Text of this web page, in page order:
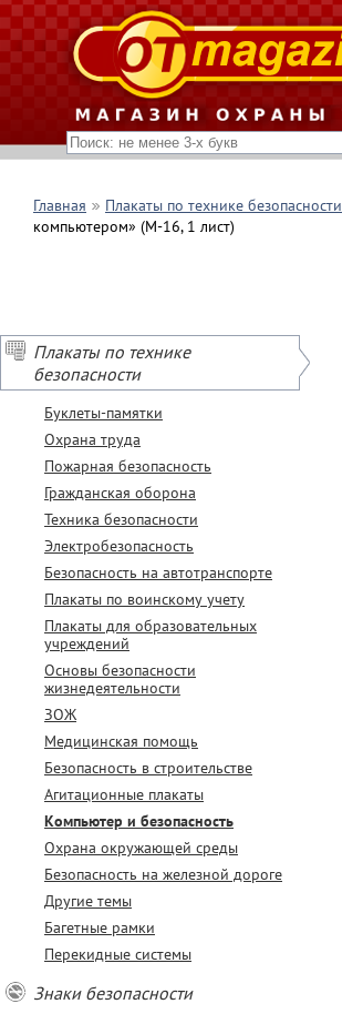
Главная Плакаты по технике безопасности
компьютером» (М-16, 1 лист)
Плакаты по технике
безопасности
Буклеты-памятки
Охрана труда
Пожарная безопасность
Гражданская оборона
Техника безопасности
Электробезопасность
Безопасность на автотранспорте
Плакаты по воинскому учету
Плакаты для образовательных
учреждений
Основы безопасности
жизнедеятельности
ЗОЖ
Медицинская помощь
Безопасность в строительстве
Агитационные плакаты
Компьютер и безопасность
Охрана окружающей среды
Безопасность на железной дороге
Другие темы
Багетные рамки
Перекидные системы
Знаки безопасности